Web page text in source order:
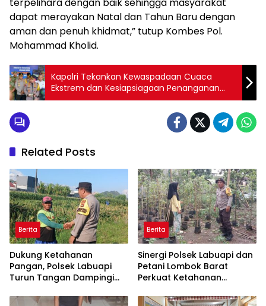
terpelihara dengan baik sehingga masyarakat
dapat merayakan Natal dan Tahun Baru dengan
aman dan penuh khidmat,” tutup Kombes Pol.
Mohammad Kholid.
Kapolri Tekankan Kewaspadaan Cuaca
Ekstrem dan Kesiapsiagaan Penanganan
Bencana Selama Nataru
Related Posts
Berita
Dukung Ketahanan
Pangan, Polsek Labuapi
Turun Tangan Dampingi
Bongkot
Berita
Sinergi Polsek Labuapi dan
Petani Lombok Barat
Perkuat Ketahanan